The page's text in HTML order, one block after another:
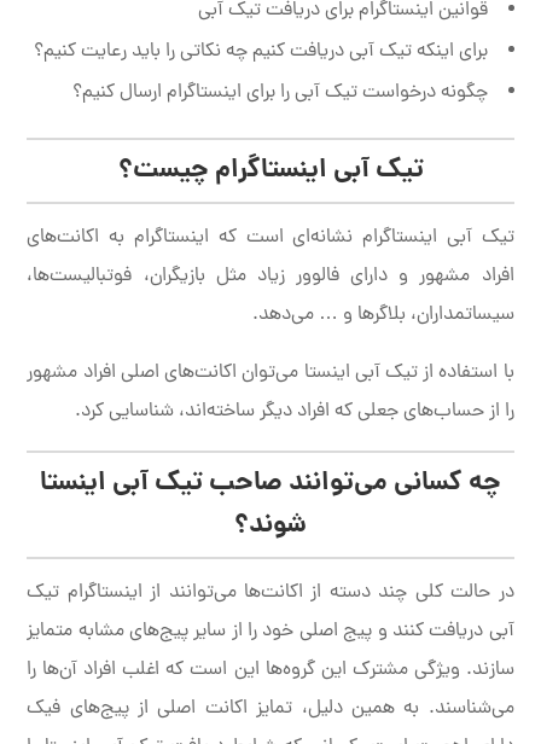
قوانین اینستاگرام برای دریافت تیک آبی
برای اینکه تیک آبی دریافت کنیم چه نکاتی را باید رعایت کنیم؟
چگونه درخواست تیک آبی را برای اینستاگرام ارسال کنیم؟
تیک آبی اینستاگرام چیست؟
تیک آبی اینستاگرام نشانه‌ای است که اینستاگرام به اکانت‌های
افراد مشهور و دارای فالوور زیاد مثل بازیگران، فوتبالیست‌ها،
سیساتمداران، بلاگرها و … می‌دهد.
با استفاده از تیک آبی اینستا می‌توان اکانت‌های اصلی افراد مشهور
را از حساب‌های جعلی که افراد دیگر ساخته‌اند، شناسایی کرد.
چه کسانی می‌توانند صاحب تیک آبی اینستا
شوند؟
در حالت کلی چند دسته از اکانت‌ها می‌توانند از اینستاگرام تیک
آبی دریافت کنند و پیج اصلی خود را از سایر پیج‌های مشابه متمایز
سازند. ویژگی مشترک این گروه‌ها این است که اغلب افراد آن‌ها را
می‌شناسند. به همین دلیل، تمایز اکانت اصلی از پیج‌های فیک